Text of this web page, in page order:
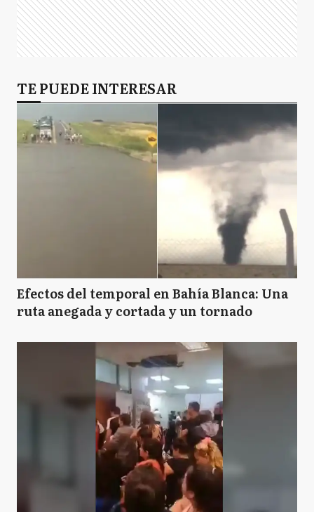
TE PUEDE INTERESAR
Efectos del temporal en Bahía Blanca: Una
ruta anegada y cortada y un tornado